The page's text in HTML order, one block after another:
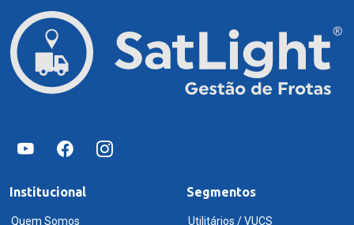
Institucional
Quem Somos
Segmentos
Utilitários / VUCS